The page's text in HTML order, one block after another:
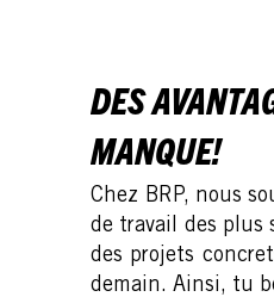
DES
MANQUE!
Chez BRP, nous
de travail des plus
des projets
demain. Ainsi, tu